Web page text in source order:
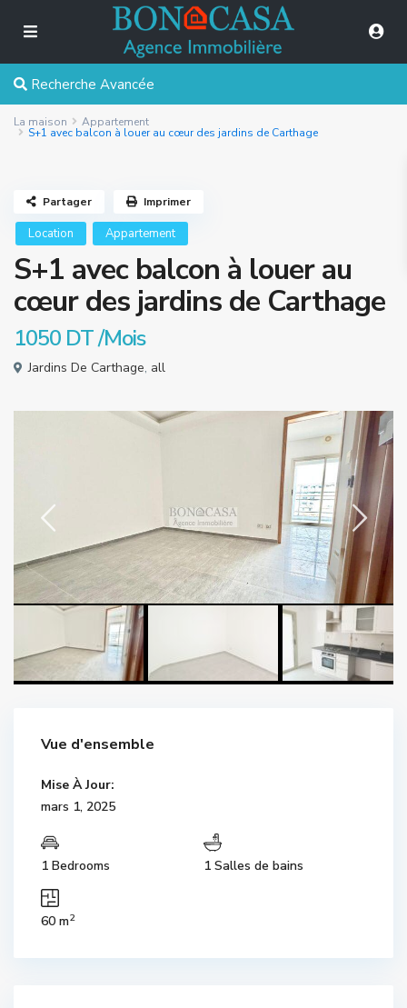
Recherche Avancée
La maison Appartement
S+1 avec balcon à louer au cœur des jardins de Carthage
Location Appartement
S+1 avec balcon à louer au
cœur des jardins de Carthage
1050 DT/Mois
Jardins De Carthage, all
Partager Imprimer
Vue d'ensemble
Mise À Jour:
mars 1, 2025
1 Bedrooms 1 Salles de bains
60 m2